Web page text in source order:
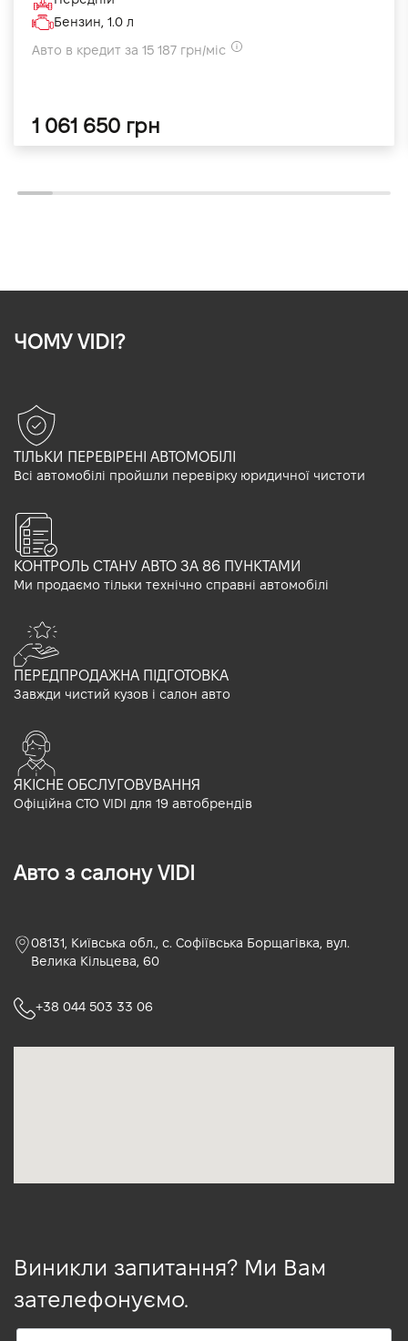
Бензин, 1.0 л
Авто в кредит за 15 187 грн/міс
1 061 650 грн
ЧОМУ VIDI?
ТІЛЬКИ ПЕРЕВІРЕНІ АВТОМОБІЛІ
Всі автомобілі пройшли перевірку юридичної чистоти
КОНТРОЛЬ СТАНУ АВТО ЗА 86 ПУНКТАМИ
Ми продаємо тільки технічно справні автомобілі
ПЕРЕДПРОДАЖНА ПІДГОТОВКА
Завжди чистий кузов і салон авто
ЯКІСНЕ ОБСЛУГОВУВАННЯ
Офіційна СТО VIDI для 19 автобрендів
Авто з салону VIDI
08131, Київська обл., с. Софіївська Борщагівка, вул.
Велика Кільцева, 60
+38 044 503 33 06
Виникли запитання? Ми Вам
зателефонуємо.